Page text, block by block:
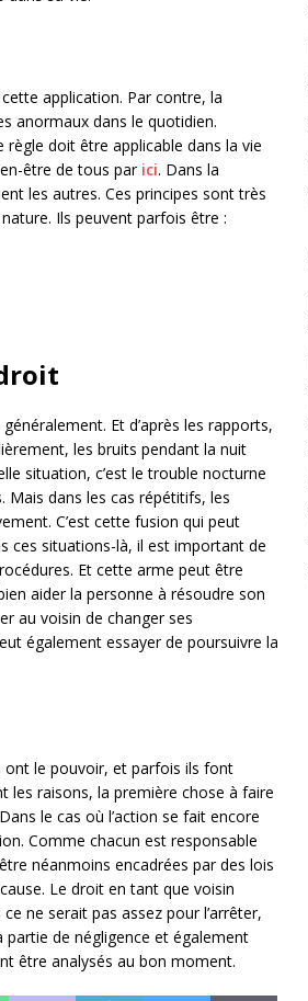
application. Par contre, la
anormaux dans le quotidien.
doit être applicable dans la vie
être de tous par ici. Dans la
les autres. Ces principes sont très
Ils peuvent parfois être :
Et d’après les rapports,
les bruits pendant la nuit
situation, c’est le trouble nocturne
Mais dans les cas répétitifs, les
C’est cette fusion qui peut
ces situations-là, il est important de
Et cette arme peut être
aider la personne à résoudre son
au voisin de changer ses
également essayer de poursuivre la
ont le pouvoir, et parfois ils font
les raisons, la première chose à faire
le cas où l’action se fait encore
Comme chacun est responsable
néanmoins encadrées par des lois
Le droit en tant que voisin
ne serait pas assez pour l’arrêter,
de négligence et également
être analysés au bon moment.